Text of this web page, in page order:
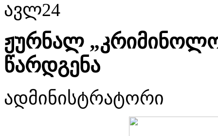
ავლ24
ჟურნალ
წარდგენა
ადმინისტრატორი